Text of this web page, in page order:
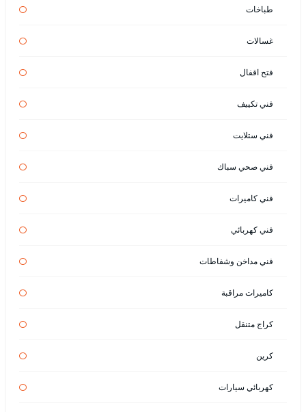
طباخات
غسالات
فتح اقفال
فني تكييف
فني ستلايت
فني صحي سباك
فني كاميرات
فني كهربائي
فني مداخن وشفاطات
كاميرات مراقبة
كراج متنقل
كرين
كهربائي سيارات